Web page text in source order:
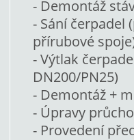
- Demontáž
- Sání čerpadel
přírubové
- Výtlak
DN200/PN25)
- Demontáž +
- Úpravy
- Provedení